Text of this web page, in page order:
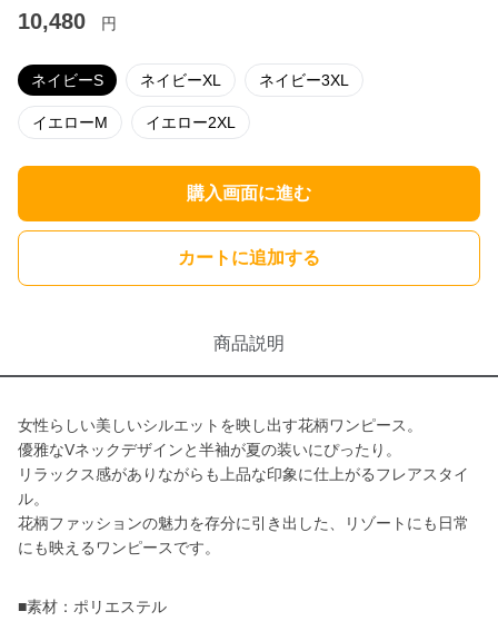
10,480 円
ネイビーS ネイビーXL ネイビー3XL
イエローM イエロー2XL
購入画面に進む
カートに追加する
商品説明
女性らしい美しいシルエットを映し出す花柄ワンピース。
優雅なVネックデザインと半袖が夏の装いにぴったり。
リラックス感がありながらも上品な印象に仕上がるフレアスタイ
ル。
花柄ファッションの魅力を存分に引き出した、リゾートにも日常
にも映えるワンピースです。
■素材：ポリエステル